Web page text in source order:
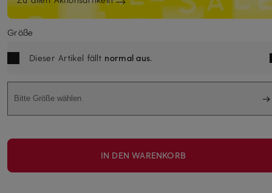
Größe
Dieser Artikel fällt normal aus.
Bitte Größe wählen
IN DEN WARENKORB